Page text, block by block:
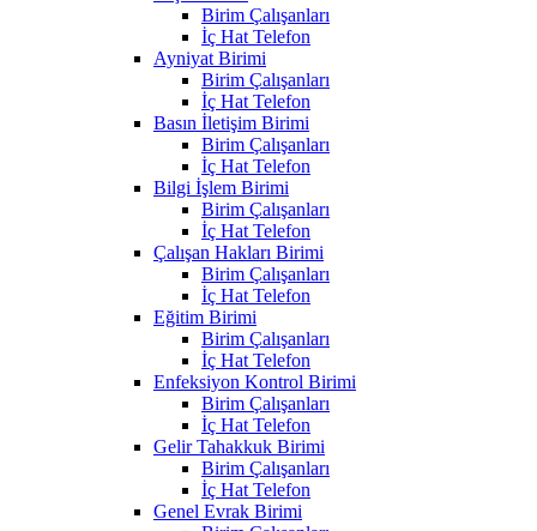
Birim Çalışanları
İç Hat Telefon
Ayniyat Birimi
Birim Çalışanları
İç Hat Telefon
Basın İletişim Birimi
Birim Çalışanları
İç Hat Telefon
Bilgi İşlem Birimi
Birim Çalışanları
İç Hat Telefon
Çalışan Hakları Birimi
Birim Çalışanları
İç Hat Telefon
Eğitim Birimi
Birim Çalışanları
İç Hat Telefon
Enfeksiyon Kontrol Birimi
Birim Çalışanları
İç Hat Telefon
Gelir Tahakkuk Birimi
Birim Çalışanları
İç Hat Telefon
Genel Evrak Birimi